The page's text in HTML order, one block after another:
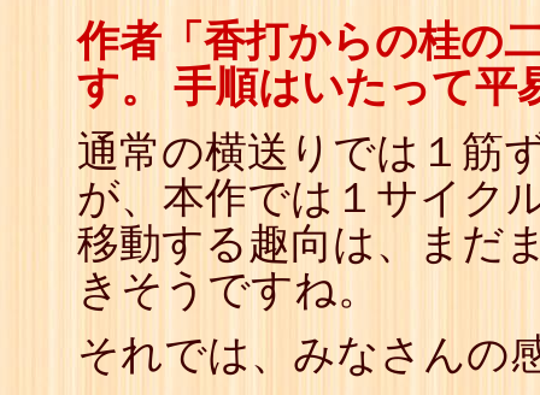
作者「香打からの桂の
す。 手順はいたって平
通常の横送りでは１筋
が、本作では１サイク
移動する趣向は、まだ
きそうですね。
それでは、みなさんの